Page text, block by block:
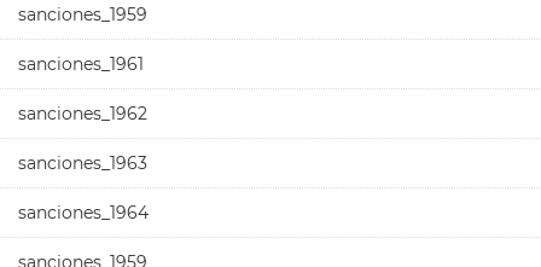
sanciones_1959
sanciones_1961
sanciones_1962
sanciones_1963
sanciones_1964
sanciones_1959